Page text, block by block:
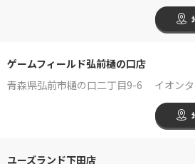
ゲームフィールド弘前樋の口店
青森県弘前市樋の口二丁目9-6 イオン
ユーズランド下田店